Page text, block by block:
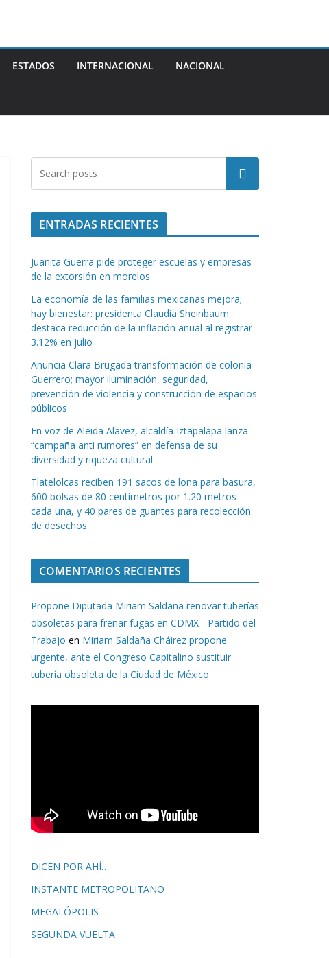
ESTADOS INTERNACIONAL NACIONAL
Buscar
ENTRADAS RECIENTES
Juanita Guerra pide proteger escuelas y empresas
de la extorsión en morelos
La economía de las familias mexicanas mejora;
hay bienestar: presidenta Claudia Sheinbaum
destaca reducción de la inflación anual al registrar
3.12% en julio
Anuncia Clara Brugada transformación de colonia
Guerrero; mayor iluminación, seguridad,
prevención de violencia y construcción de espacios
públicos
En voz de Aleida Alavez, alcaldía Iztapalapa lanza
“campaña anti rumores” en defensa de su
diversidad y riqueza cultural
Tlatelolcas reciben 191 sacos de lona para basura,
600 bolsas de 80 centímetros por 1.20 metros
cada una, y 40 pares de guantes para recolección
de desechos
COMENTARIOS RECIENTES
Propone Diputada Miriam Saldaña renovar tuberías
obsoletas para frenar fugas en CDMX - Partido del
Trabajo en Miriam Saldaña Cháirez propone
urgente, ante el Congreso Capitalino sustituir
tubería obsoleta de la Ciudad de México
DICEN POR AHÍ…
INSTANTE METROPOLITANO
MEGALÓPOLIS
SEGUNDA VUELTA